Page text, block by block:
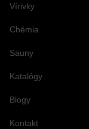
Vírivky
Chémia
Sauny
Katalógy
Blogy
Kontakt